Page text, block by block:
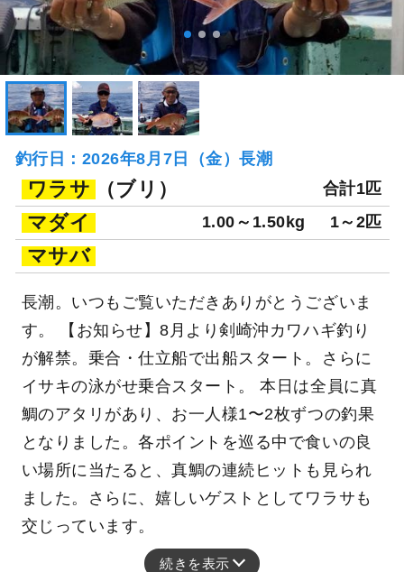
釣行日：2026年8月7日（金）長潮
ワラサ （ブリ） 合計1匹
マダイ 1.00～1.50kg 1～2匹
マサバ
長潮。いつもご覧いただきありがとうございま
す。 【お知らせ】8月より剣崎沖カワハギ釣り
が解禁。乗合・仕立船で出船スタート。さらに
イサキの泳がせ乗合スタート。 本日は全員に真
鯛のアタリがあり、お一人様1〜2枚ずつの釣果
となりました。各ポイントを巡る中で食いの良
い場所に当たると、真鯛の連続ヒットも見られ
ました。さらに、嬉しいゲストとしてワラサも
交じっています。
続きを表示